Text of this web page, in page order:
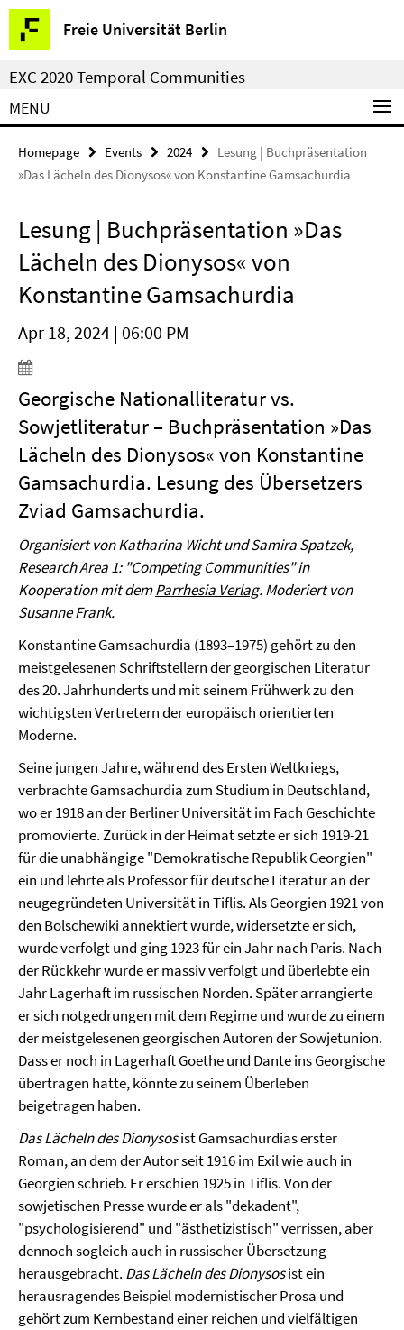
Springe
direkt
zu
Inhalt
Freie Universität Berlin
Service
Navigation
EXC 2020 Temporal Communities
MENU
Homepage Events 2024
Lesung | Buchpräsentation
»Das Lächeln des Dionysos« von Konstantine Gamsachurdia
Lesung | Buchpräsentation »Das
Lächeln des Dionysos« von
Konstantine Gamsachurdia
Apr 18, 2024 | 06:00 PM
Georgische Nationalliteratur vs.
Sowjetliteratur – Buchpräsentation »Das
Lächeln des Dionysos« von Konstantine
Gamsachurdia. Lesung des Übersetzers
Zviad Gamsachurdia.
Organisiert von Katharina Wicht und Samira Spatzek,
Research Area 1: "Competing Communities" in
Kooperation mit demParrhesia Verlag. Moderiert von
Susanne Frank.
Konstantine Gamsachurdia (1893–1975) gehört zu den
meistgelesenen Schriftstellern der georgischen Literatur
des 20. Jahrhunderts und mit seinem Frühwerk zu den
wichtigsten Vertretern der europäisch orientierten
Moderne.
Seine jungen Jahre, während des Ersten Weltkriegs,
verbrachte Gamsachurdia zum Studium in Deutschland,
wo er 1918 an der Berliner Universität im Fach Geschichte
promovierte. Zurück in der Heimat setzte er sich 1919-21
für die unabhängige "Demokratische Republik Georgien"
ein und lehrte als Professor für deutsche Literatur an der
neugegründeten Universität in Tiflis. Als Georgien 1921 von
den Bolschewiki annektiert wurde, widersetzte er sich,
wurde verfolgt und ging 1923 für ein Jahr nach Paris. Nach
der Rückkehr wurde er massiv verfolgt und überlebte ein
Jahr Lagerhaft im russischen Norden. Später arrangierte
er sich notgedrungen mit dem Regime und wurde zu einem
der meistgelesenen georgischen Autoren der Sowjetunion.
Dass er noch in Lagerhaft Goethe und Dante ins Georgische
übertragen hatte, könnte zu seinem Überleben
beigetragen haben.
Das Lächeln des Dionysosist Gamsachurdias erster
Roman, an dem der Autor seit 1916 im Exil wie auch in
Georgien schrieb. Er erschien 1925 in Tiflis. Von der
sowjetischen Presse wurde er als "dekadent",
"psychologisierend" und "ästhetizistisch" verrissen, aber
dennoch sogleich auch in russischer Übersetzung
herausgebracht. Das Lächeln des Dionysosist ein
herausragendes Beispiel modernistischer Prosa und
gehört zum Kernbestand einer reichen und vielfältigen